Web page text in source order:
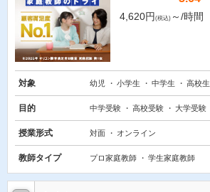
4,620円 (税込) ～/時間
対象 幼児 小学生 中学生 高校生
目的 中学受験 高校受験 大学受験
授業形式 対面 オンライン
教師タイプ プロ家庭教師 学生家庭教師